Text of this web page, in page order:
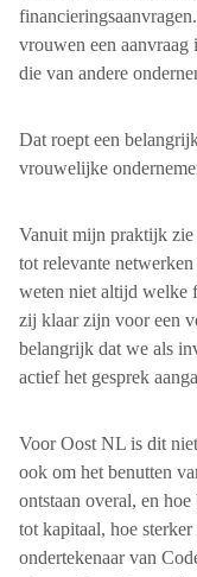
vrouwen een aanvraag
die van andere
Dat roept een
vrouwelijke
Vanuit mijn praktijk zie
tot relevante
weten niet altijd welke
zij klaar zijn voor een
belangrijk dat we als
actief het gesprek
Voor Oost NL is dit
ook om het benutten
ontstaan overal, en
tot kapitaal, hoe
ondertekenaar van